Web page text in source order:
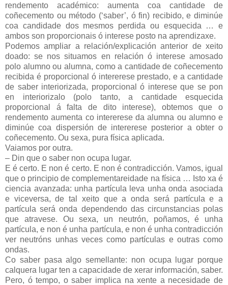
rendemento académico: aumenta coa cantidade de
coñecemento ou método (‘saber’, ó fin) recibido, e diminúe
coa candidade dos mesmos perdida ou esquecida … e
ambos son proporcionais ó interese posto na aprendizaxe.
Podemos ampliar a relación/explicación anterior de xeito
doado: se nos situamos en relación ó interese amosado
polo alumno ou alumna, como a cantidade de coñecemento
recibida é proporcional ó intererese prestado, e a cantidade
de saber interiorizada, proporcional ó interese que se pon
en interiorizalo (polo tanto, a cantidade esquecida
proporcional á falta de dito interese), obtemos que o
rendemento aumenta co intererese da alumna ou alumno e
diminúe coa dispersión de intererese posterior a obter o
coñecemento. Ou sexa, pura física aplicada.
Vaiamos por outra.
– Din que o saber non ocupa lugar.
E é certo. E non é certo. E non é contradicción. Vamos, igual
que o principio de complementareidade na física … Isto xa é
ciencia avanzada: unha partícula leva unha onda asociada
e viceversa, de tal xeito que a onda será partícula e a
partícula será onda dependendo das circunstancias polas
que atravese. Ou sexa, un neutrón, poñamos, é unha
partícula, e non é unha partícula, e non é unha contradicción
ver neutróns unhas veces como partículas e outras como
ondas.
Co saber pasa algo semellante: non ocupa lugar porque
calquera lugar ten a capacidade de xerar información, saber.
Pero, ó tempo, o saber implica na xente a necesidade de